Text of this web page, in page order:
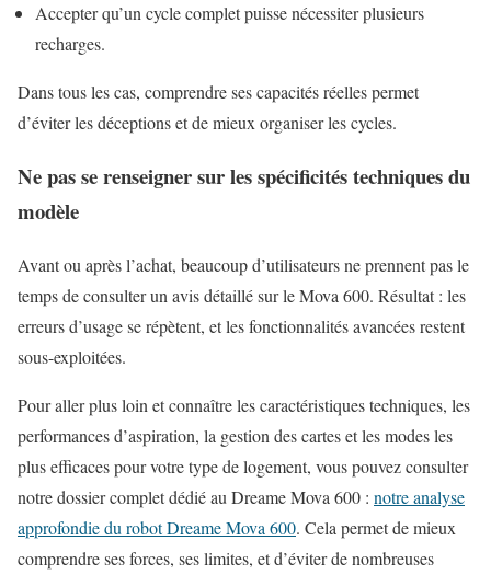
Accepter qu’un cycle complet puisse nécessiter plusieurs
recharges.
Dans tous les cas, comprendre ses capacités réelles permet
d’éviter les déceptions et de mieux organiser les cycles.
Ne pas se renseigner sur les spécificités techniques du
modèle
Avant ou après l’achat, beaucoup d’utilisateurs ne prennent pas le
temps de consulter un avis détaillé sur le Mova 600. Résultat : les
erreurs d’usage se répètent, et les fonctionnalités avancées restent
sous-exploitées.
Pour aller plus loin et connaître les caractéristiques techniques, les
performances d’aspiration, la gestion des cartes et les modes les
plus efficaces pour votre type de logement, vous pouvez consulter
notre dossier complet dédié au Dreame Mova 600 : notre analyse
approfondie du robot Dreame Mova 600. Cela permet de mieux
comprendre ses forces, ses limites, et d’éviter de nombreuses